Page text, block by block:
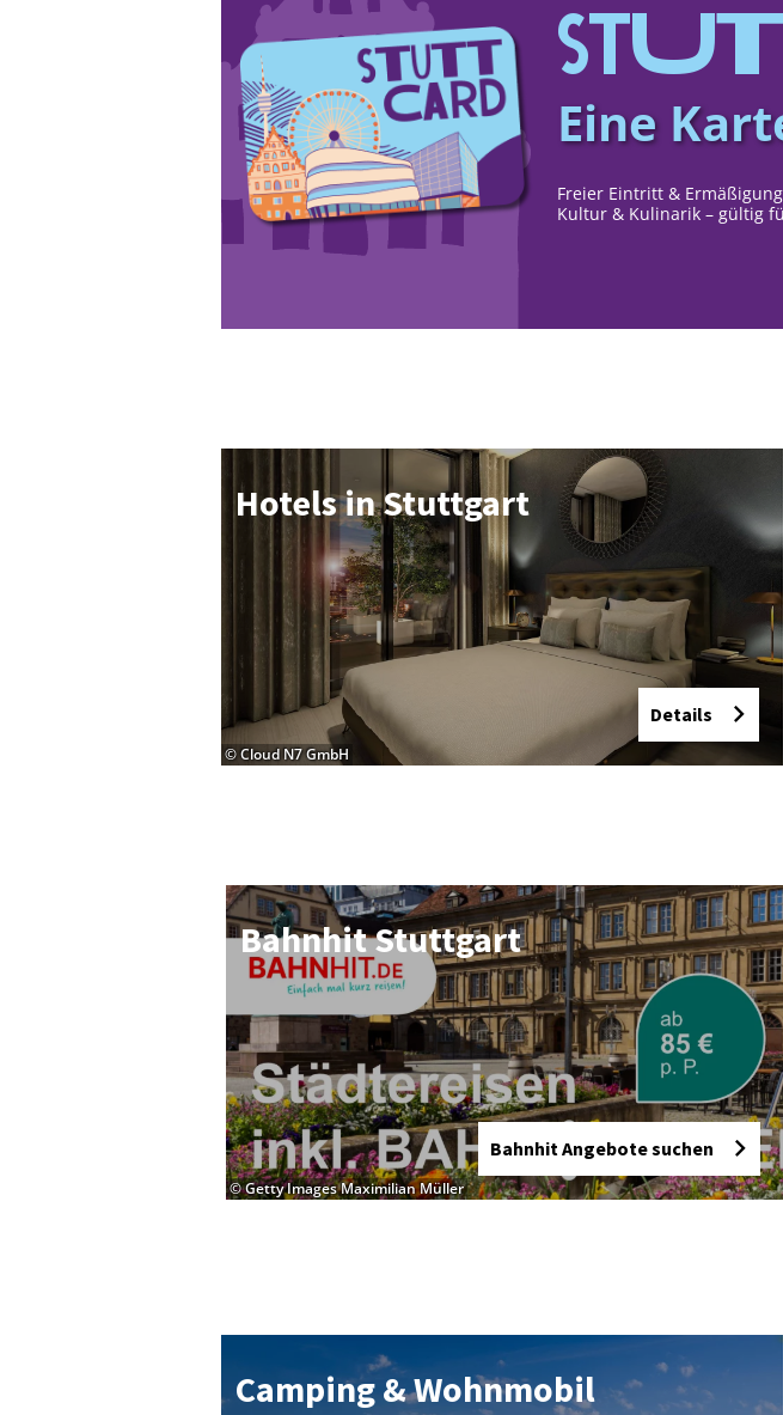
Eine
Freier Eintritt &
Kultur & Kulinarik – gültig
© Cloud N7 GmbH
Ho­tels in Stutt­gart
Details
© Getty Images Maximilian Müller
Bahn­hit Stutt­gart
Bahnhit Angebote suchen
Cam­ping & Wohn­mo­bil